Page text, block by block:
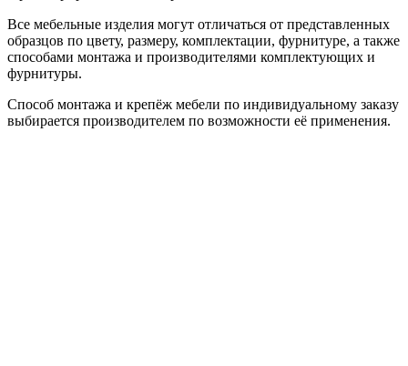
Все мебельные изделия могут отличаться от представленных
образцов по цвету, размеру, комплектации, фурнитуре, а также
способами монтажа и производителями комплектующих и
фурнитуры.
Способ монтажа и крепёж мебели по индивидуальному заказу
выбирается производителем по возможности её применения.